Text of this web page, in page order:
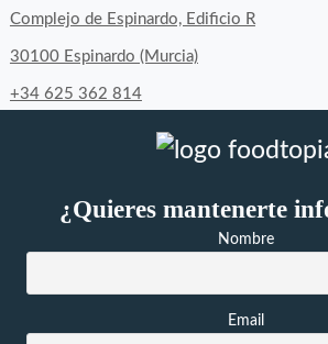
Facebook
Twitter
Instagram
Complejo de Espinardo, Edificio R
30100 Espinardo (Murcia)
+34 625 362 814
¿Quieres mantenerte
Nombre
Email